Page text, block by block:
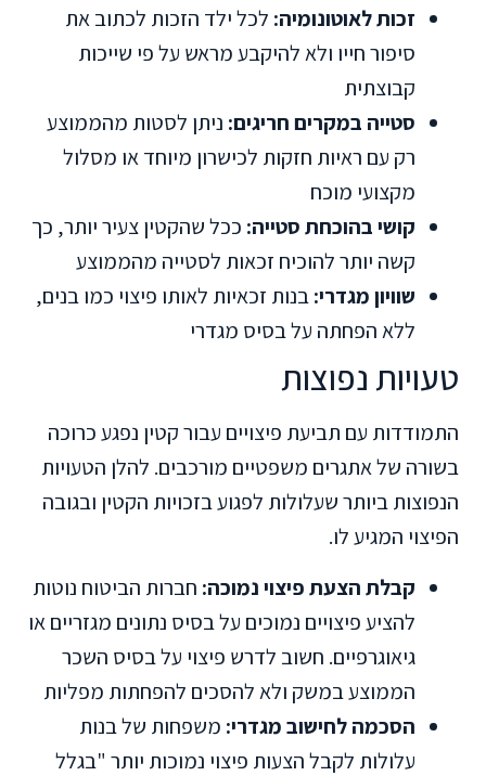
זכות לאוטונומיה: לכל ילד הזכות לכתוב את
סיפור חייו ולא להיקבע מראש על פי שייכות
קבוצתית
סטייה במקרים חריגים: ניתן לסטות מהממוצע
רק עם ראיות חזקות לכישרון מיוחד או מסלול
מקצועי מוכח
קושי בהוכחת סטייה: ככל שהקטין צעיר יותר, כך
קשה יותר להוכיח זכאות לסטייה מהממוצע
שוויון מגדרי:בנות זכאיות לאותו פיצוי כמו בנים,
ללא הפחתה על בסיס מגדרי
טעויות נפוצות
התמודדות עם תביעת פיצויים עבור קטין נפגע כרוכה
בשורה של אתגרים משפטיים מורכבים. להלן הטעויות
הנפוצות ביותר שעלולות לפגוע בזכויות הקטין ובגובה
הפיצוי המגיע לו.
קבלת הצעת פיצוי נמוכה: חברות הביטוח נוטות
להציע פיצויים נמוכים על בסיס נתונים מגזריים או
גיאוגרפיים. חשוב לדרש פיצוי על בסיס השכר
הממוצע במשק ולא להסכים להפחתות מפליות
הסכמה לחישוב מגדרי: משפחות של בנות
עלולות לקבל הצעות פיצוי נמוכות יותר "בגלל